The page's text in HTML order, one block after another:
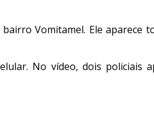
Vomitamel. Ele aparece
No vídeo, dois policiais